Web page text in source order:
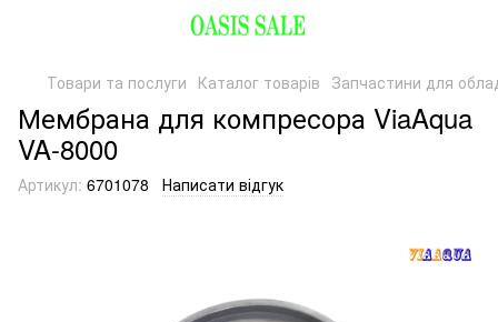
Товари та послуги Каталог товарів Запчастини для
Мембрана для компресора ViaAqua
VA-8000
Артикул: 6701078 Написати відгук